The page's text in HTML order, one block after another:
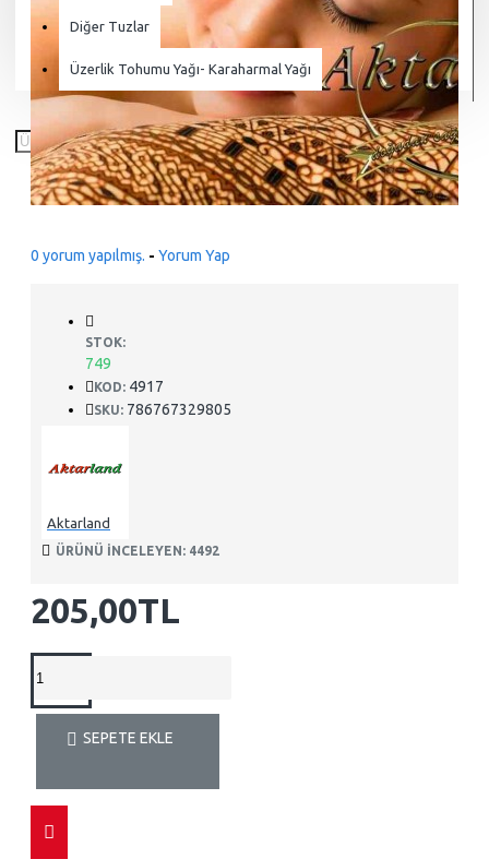
Diğer Tuzlar
Üzerlik Tohumu Yağı- Karaharmal Yağı
0 yorum yapılmış. - Yorum Yap
205,00TL
STOK:
749
KOD: 4917
SKU: 786767329805
Aktarland
ÜRÜNÜ INCELEYEN: 4492
SEPETE EKLE